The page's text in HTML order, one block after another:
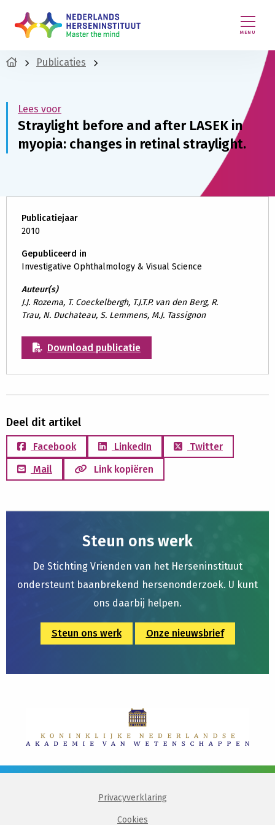
MENU
Publicaties
Lees voor
Straylight before and after LASEK in
myopia: changes in retinal straylight.
Publicatiejaar
2010
Gepubliceerd in
Investigative Ophthalmology & Visual Science
Auteur(s)
J.J. Rozema, T. Coeckelbergh, T.J.T.P. van den Berg, R.
Trau, N. Duchateau, S. Lemmens, M.J. Tassignon
Download publicatie
Deel dit artikel
Facebook LinkedIn
Twitter
Mail
Link kopiëren
Steun ons werk
De Stichting Vrienden van het Herseninstituut
ondersteunt baanbrekend hersenonderzoek. U kunt
ons daarbij helpen.
Steun ons werk Onze nieuwsbrief
Privacyverklaring
Cookies